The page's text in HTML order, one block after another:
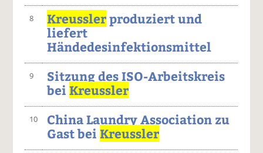
8 Kreusslerproduziert und
liefert
Händedesinfektionsmittel
9
Sitzung des ISO-Arbeitskreis
beiKreussler
10
China Laundry Association zu
Gast beiKreussler